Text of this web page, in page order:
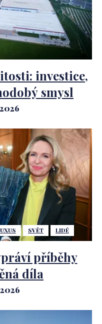
investice,
smysl
2026
SVĚT LIDÉ
příběhy
díla
2026